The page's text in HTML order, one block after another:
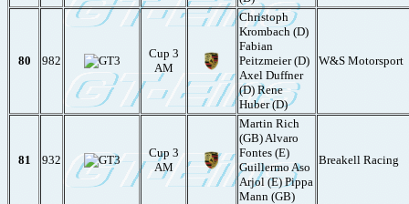
80 982
Cup 3
AM
Christoph
Krombach (D)
Fabian
Peitzmeier (D)
Axel Duffner
(D) Rene
Huber (D)
W&S Motorsport
81 932
Cup 3
AM
Martin Rich
(GB) Alvaro
Fontes (E)
Guillermo Aso
Arjol (E) Pippa
Mann (GB)
Breakell Racing